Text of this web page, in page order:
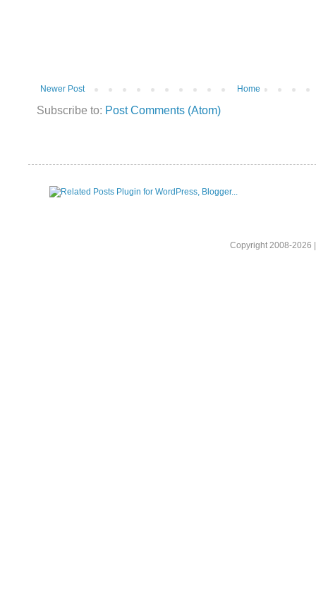
Newer Post Home
Subscribe to: Post Comments (Atom)
Copyright 2008-2026